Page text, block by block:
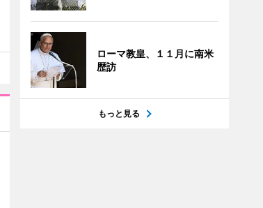
ローマ教皇、１１月に南米
歴訪
もっと見る